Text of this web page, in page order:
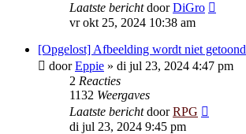
Laatste berichtdoorDiGro
vr okt 25, 2024 10:38 am
[Opgelost] Afbeelding wordt niet getoond
doorEppie » di jul 23, 2024 4:47 pm
2 Reacties
1132 Weergaves
Laatste berichtdoorRPG
di jul 23, 2024 9:45 pm